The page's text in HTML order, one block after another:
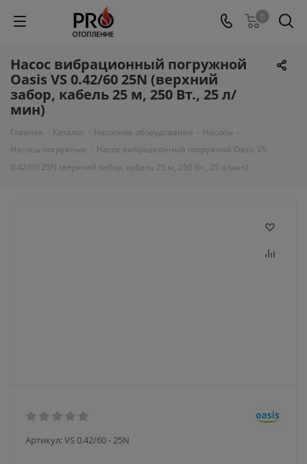
0
Насос вибрационный погружной
Oasis VS 0.42/60 25N (верхний
забор, кабель 25 м, 250 Вт., 25 л/
мин)
Главная - Каталог - Насосное оборудование - Насосы -
Насосы погружные - Насос вибрационный погружной Oasis VS
0.42/60 25N (верхний забор, кабель 25 м, 250 Вт., 25 л/мин)
Артикул:VS 0.42/60 - 25N